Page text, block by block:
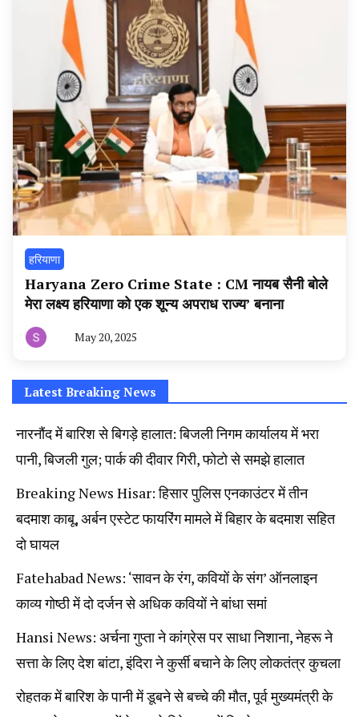
हरियाणा
Haryana Zero Crime State : CM नायब सैनी बोले
मेरा लक्ष्य हरियाणा को एक शून्य अपराध राज्य’ बनाना
टूडे
May 20, 2025
Latest Breaking News
नारनौंद में बारिश से बिगड़े हालात: बिजली निगम कार्यालय में भरा
पानी, बिजली गुल; पार्क की दीवार गिरी, फोटो से समझे हालात
Breaking News Hisar: हिसार पुलिस एनकाउंटर में तीन
बदमाश काबू, अर्बन एस्टेट फायरिंग मामले में बिहार के बदमाश सहित
दो घायल
Fatehabad News: ‘सावन के रंग, कवियों के संग’ ऑनलाइन
काव्य गोष्ठी में दो दर्जन से अधिक कवियों ने बांधा समां
Hansi News: अर्चना गुप्ता ने कांग्रेस पर साधा निशाना, नेहरू ने
सत्ता के लिए देश बांटा, इंदिरा ने कुर्सी बचाने के लिए लोकतंत्र कुचला
रोहतक में बारिश के पानी में डूबने से बच्चे की मौत, पूर्व मुख्यमंत्री के